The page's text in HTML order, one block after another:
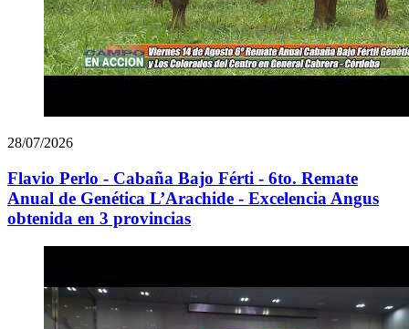
28/07/2026
Flavio Perlo - Cabaña Bajo Férti - 6to. Remate
Anual de Genética L’Arachide - Excelencia Angus
obtenida en 3 provincias